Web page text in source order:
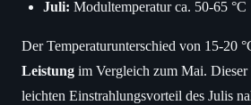
Juli: Modultemperatur ca. 50-65
Der Temperaturunterschied von 15-20
Leistung im Vergleich zum Mai. Dieser
leichten Einstrahlungsvorteil des Julis